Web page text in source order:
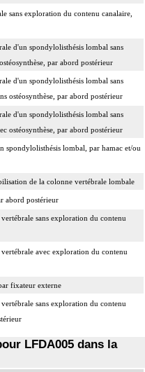
sans exploration du contenu canalaire,
d'un spondylolisthésis lombal sans
par abord postérieur
d'un spondylolisthésis lombal sans
ostéosynthèse, par abord postérieur
d'un spondylolisthésis lombal sans
ostéosynthèse, par abord postérieur
spondylolisthésis lombal, par hamac et/ou
de la colonne vertébrale lombale
abord postérieur
sans exploration du contenu
avec exploration du contenu
fixateur externe
sans exploration du contenu
LFDA005 dans la